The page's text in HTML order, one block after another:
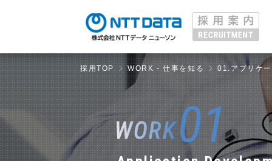
採用TOP WORK - 仕事を知る 01.アプリケ